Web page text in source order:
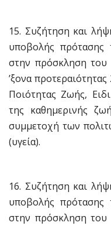
15. Συζήτηση και
υποβολής πρότασης
στην πρόσκληση του
ʼξονα
Ποιότητας Ζωής,
της καθημερινής
συμμετοχή των
(υγεία).
16. Συζήτηση και
υποβολής πρότασης
στην πρόσκληση του